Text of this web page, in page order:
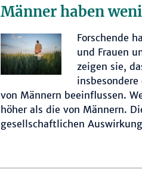
Männer haben
Forschende
und Frauen
zeigen sie,
von Männern beeinflussen.
höher als die von Männern.
gesellschaftlichen